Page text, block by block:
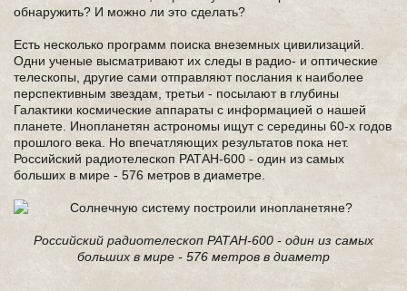
обнаружить? И можно ли это сделать?
Есть несколько программ поиска внеземных цивилизаций.
Одни ученые высматривают их следы в радио- и оптические
телескопы, другие сами отправляют послания к наиболее
перспективным звездам, третьи - посылают в глубины
Галактики космические аппараты с информацией о нашей
планете. Инопланетян астрономы ищут с середины 60-х годов
прошлого века. Но впечатляющих результатов пока нет.
Российский радиотелескоп РАТАН-600 - один из самых
больших в мире - 576 метров в диаметре.
Российский радиотелескоп РАТАН-600 - один из самых
больших в мире - 576 метров в диаметр